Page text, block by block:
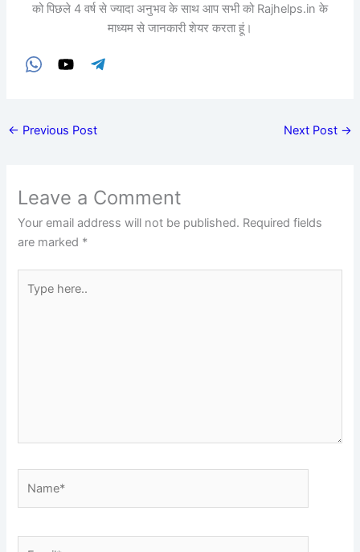
को पिछले 4 वर्ष से ज्यादा अनुभव के साथ आप सभी को Rajhelps.in के
माध्यम से जानकारी शेयर करता हूं।
← Previous Post Next Post →
Leave a Comment
Your email address will not be published. Required fields
are marked *
here..